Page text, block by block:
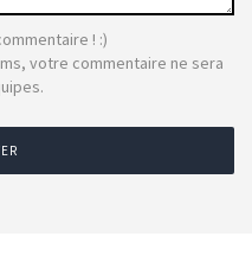
! :)
votre commentaire ne sera